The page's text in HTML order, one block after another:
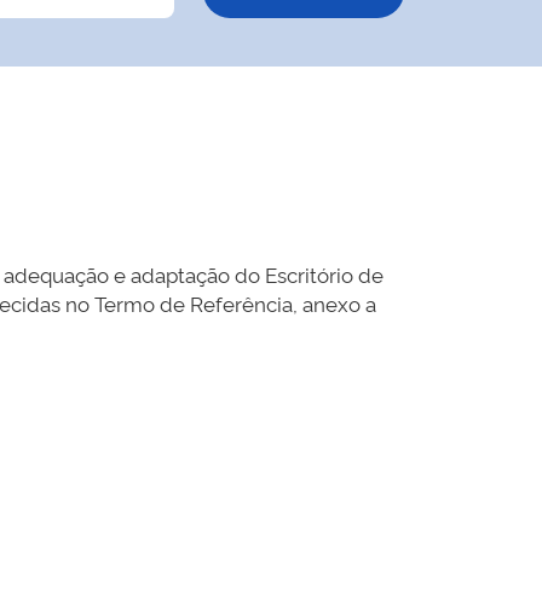
e adaptação do Escritório de
no Termo de Referência, anexo a